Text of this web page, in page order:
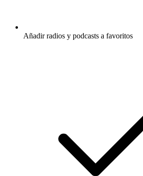
Añadir radios y podcasts a favoritos